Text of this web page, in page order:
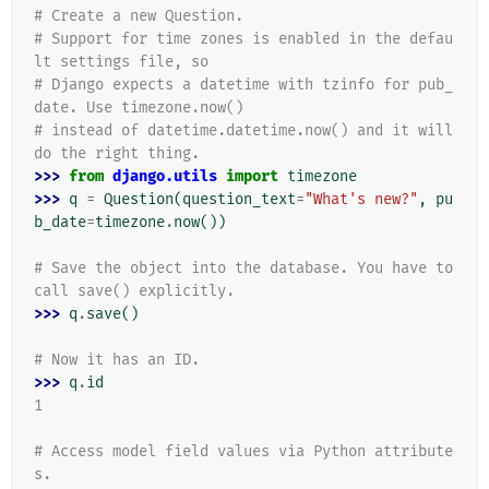
# Create a new Question.
# Support for time zones is enabled in the defau
lt settings file, so
# Django expects a datetime with tzinfo for pub_
date. Use timezone.now()
# instead of datetime.datetime.now() and it will
do the right thing.
>>> from django.utils import timezone
>>> q = Question(question_text="What's new?" ,
pu
b_date=timezone.now())
# Save the object into the database. You have to
call save() explicitly.
>>> q .save()
# Now it has an ID.
>>> q .id
1
# Access model field values via Python attribute
s.